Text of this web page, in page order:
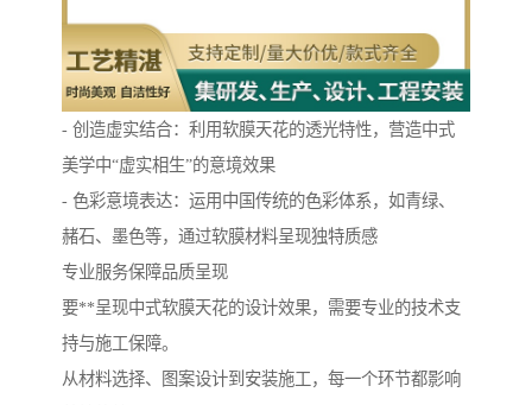
- 创造虚实结合：利用软膜天花的透光特性，营造中式
美学中“虚实相生”的意境效果
- 色彩意境表达：运用中国传统的色彩体系，如青绿、
赭石、墨色等，通过软膜材料呈现独特质感
专业服务保障品质呈现
要**呈现中式软膜天花的设计效果，需要专业的技术支
持与施工保障。
从材料选择、图案设计到安装施工，每一个环节都影响